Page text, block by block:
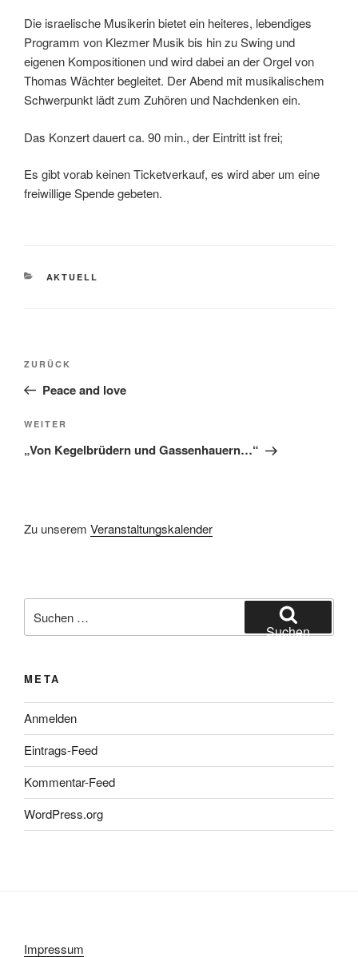
Die israelische Musikerin bietet ein heiteres, lebendiges
Programm von Klezmer Musik bis hin zu Swing und
eigenen Kompositionen und wird dabei an der Orgel von
Thomas Wächter begleitet. Der Abend mit musikalischem
Schwerpunkt lädt zum Zuhören und Nachdenken ein.
Das Konzert dauert ca. 90 min., der Eintritt ist frei;
Es gibt vorab keinen Ticketverkauf, es wird aber um eine
freiwillige Spende gebeten.
KATEGORIEN
AKTUELL
Beitragsnavigation
Vorheriger
Beitrag
ZURÜCK
Peace and love
Nächster
Beitrag
WEITER
„Von Kegelbrüdern und Gassenhauern…“
Zu unserem Veranstaltungskalender
nach:
Suchen
META
Anmelden
Eintrags-Feed
Kommentar-Feed
WordPress.org
Impressum